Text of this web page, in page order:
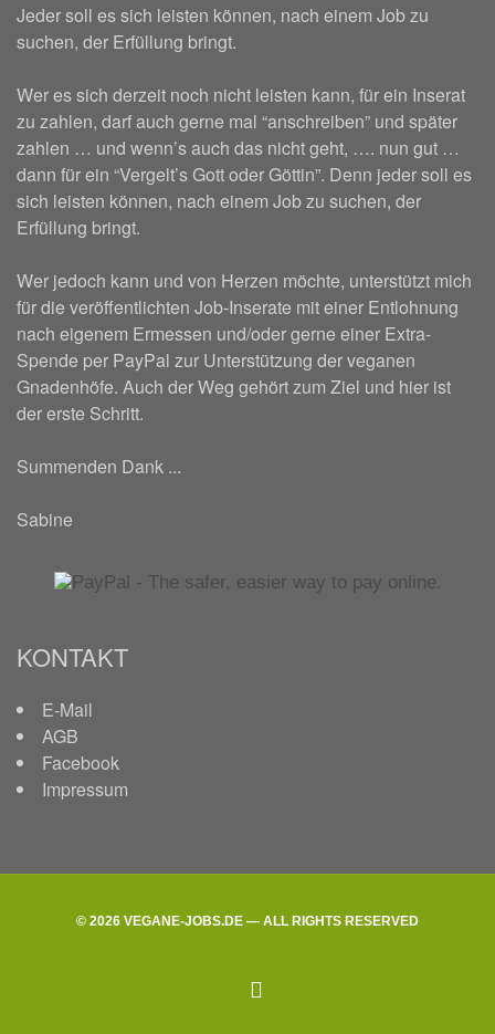
Jeder soll es sich leisten können, nach einem Job zu
suchen, der Erfüllung bringt.
Wer es sich derzeit noch nicht leisten kann, für ein Inserat
zu zahlen, darf auch gerne mal “anschreiben” und später
zahlen … und wenn’s auch das nicht geht, …. nun gut …
dann für ein “Vergelt’s Gott oder Göttin”. Denn jeder soll es
sich leisten können, nach einem Job zu suchen, der
Erfüllung bringt.
Wer jedoch kann und von Herzen möchte, unterstützt mich
für die veröffentlichten Job-Inserate mit einer Entlohnung
nach eigenem Ermessen und/oder gerne einer Extra-
Spende per PayPal zur Unterstützung der veganen
Gnadenhöfe. Auch der Weg gehört zum Ziel und hier ist
der erste Schritt.
Summenden Dank ...
Sabine
KONTAKT
E-Mail
AGB
Facebook
Impressum
© 2026 VEGANE-JOBS.DE — ALL RIGHTS RESERVED